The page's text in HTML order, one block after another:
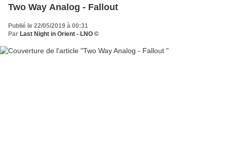
Two Way Analog - Fallout
Publié le 22/05/2019 à 00:31
Par Last Night in Orient - LNO ©